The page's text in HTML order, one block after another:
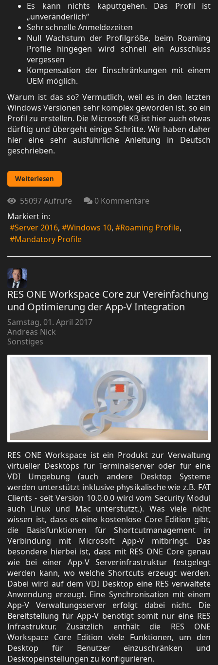
Es kann nichts kaputtgehen. Das Profil ist
„unveränderlich“
Sehr schnelle Anmeldezeiten
Null Wachstum der Profilgröße, beim Roaming
Profile hingegen wird schnell ein Ausschluss
vergessen
Kompensation der Einschränkungen mit einem
UEM möglich.
Warum ist das so? Vermutlich, weil es in den letzten
Windows Versionen sehr komplex geworden ist, so ein
Profil zu erstellen. Die Microsoft KB ist hier auch etwas
dürftig und übergeht einige Schritte. Wir haben daher
hier eine sehr ausführliche Anleitung in Deutsch
geschrieben.
Weiterlesen
55097 Aufrufe
0 Kommentare
Markiert in:
Server 2016
Windows 10
Roaming Profile
Mandatory Profile
RES ONE Workspace Core zur Vereinfachung
und Optimierung der App-V Integration
Samstag, 01. April 2017
Andreas Nick
Sonstiges
RES ONE Workspace ist ein Produkt zur Verwaltung
virtueller Desktops für Terminalserver oder für eine
VDI Umgebung (auch andere Desktop Systeme
werden unterstützt inklusive physikalische wie z.B. FAT
Clients - seit Version 10.0.0.0 wird vom Security Modul
auch Linux und Mac unterstützt.). Was viele nicht
wissen ist, dass es eine kostenlose Core Edition gibt,
die Basisfunktionen für Shortcutmanagement in
Verbindung mit Microsoft App-V mitbringt. Das
besondere hierbei ist, dass mit RES ONE Core genau
wie bei einer App-V Serverinfrastruktur festgelegt
werden kann, wo welche Shortcuts erzeugt werden.
Dabei wird auf dem VDI Desktop eine RES verwaltete
Anwendung erzeugt. Eine Synchronisation mit einem
App-V Verwaltungsserver erfolgt dabei nicht. Die
Bereitstellung für App-V benötigt somit nur eine RES
Infrastruktur. Zusätzlich enthält die RES ONE
Workspace Core Edition viele Funktionen, um den
Desktop für Benutzer einzuschränken und
Desktopeinstellungen zu konfigurieren.